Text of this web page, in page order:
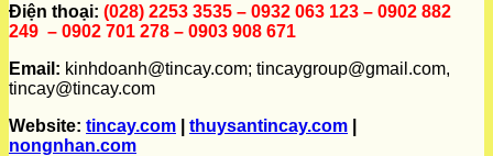
Điện thoại: (028) 2253 3535 – 0932 063 123 – 0902 882
249 – 0902 701 278 – 0903 908 671
Email: kinhdoanh@tincay.com; tincaygroup@gmail.com,
tincay@tincay.com
Website: tincay.com thuysantincay.com
nongnhan.com